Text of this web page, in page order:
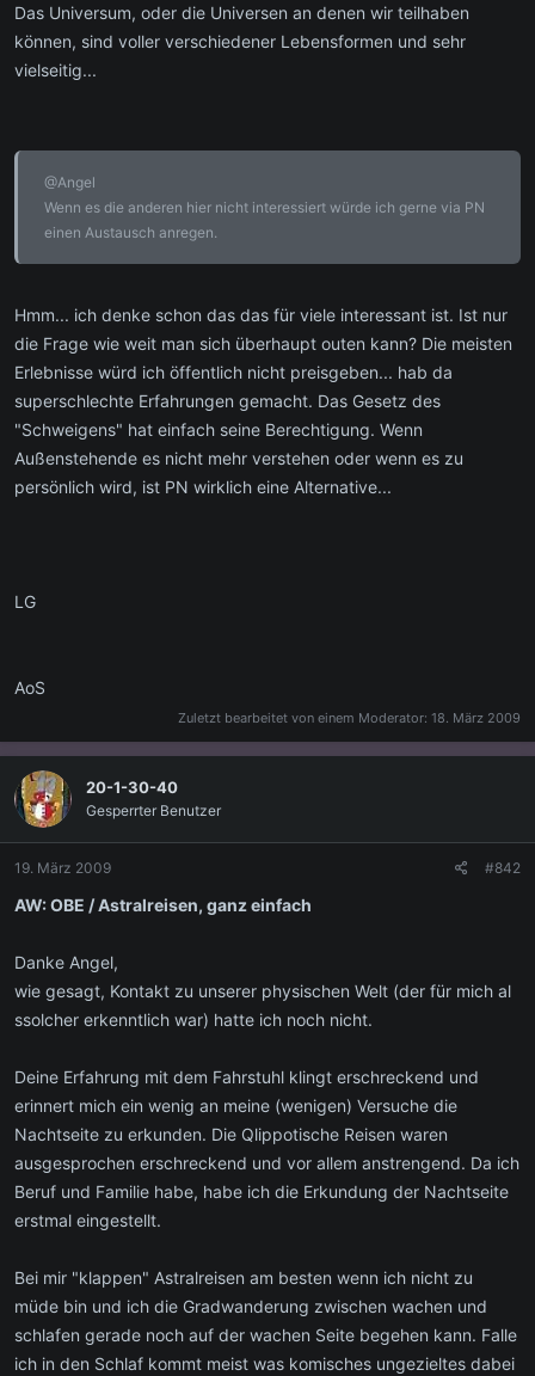
Das Universum, oder die Universen an denen wir teilhaben
können, sind voller verschiedener Lebensformen und sehr
vielseitig...
@Angel
Wenn es die anderen hier nicht interessiert würde ich gerne via PN
einen Austausch anregen.
Hmm... ich denke schon das das für viele interessant ist. Ist nur
die Frage wie weit man sich überhaupt outen kann? Die meisten
Erlebnisse würd ich öffentlich nicht preisgeben... hab da
superschlechte Erfahrungen gemacht. Das Gesetz des
"Schweigens" hat einfach seine Berechtigung. Wenn
Außenstehende es nicht mehr verstehen oder wenn es zu
persönlich wird, ist PN wirklich eine Alternative...
LG
AoS
Zuletzt bearbeitet von einem Moderator: 18. März 2009
20-1-30-40
Gesperrter Benutzer
19. März 2009 #842
AW: OBE / Astralreisen, ganz einfach
Danke Angel,
wie gesagt, Kontakt zu unserer physischen Welt (der für mich al
ssolcher erkenntlich war) hatte ich noch nicht.
Deine Erfahrung mit dem Fahrstuhl klingt erschreckend und
erinnert mich ein wenig an meine (wenigen) Versuche die
Nachtseite zu erkunden. Die Qlippotische Reisen waren
ausgesprochen erschreckend und vor allem anstrengend. Da ich
Beruf und Familie habe, habe ich die Erkundung der Nachtseite
erstmal eingestellt.
Bei mir "klappen" Astralreisen am besten wenn ich nicht zu
müde bin und ich die Gradwanderung zwischen wachen und
schlafen gerade noch auf der wachen Seite begehen kann. Falle
ich in den Schlaf kommt meist was komisches ungezieltes dabei